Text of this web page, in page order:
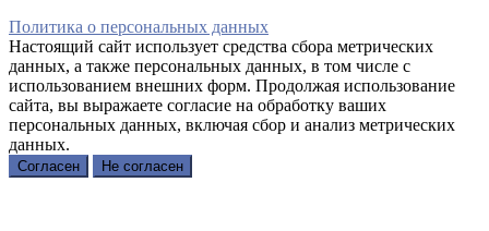
Политика о персональных данных
Настоящий сайт использует средства сбора метрических
данных, а также персональных данных, в том числе с
использованием внешних форм. Продолжая использование
сайта, вы выражаете согласие на обработку ваших
персональных данных, включая сбор и анализ метрических
данных.
Согласен Не согласен